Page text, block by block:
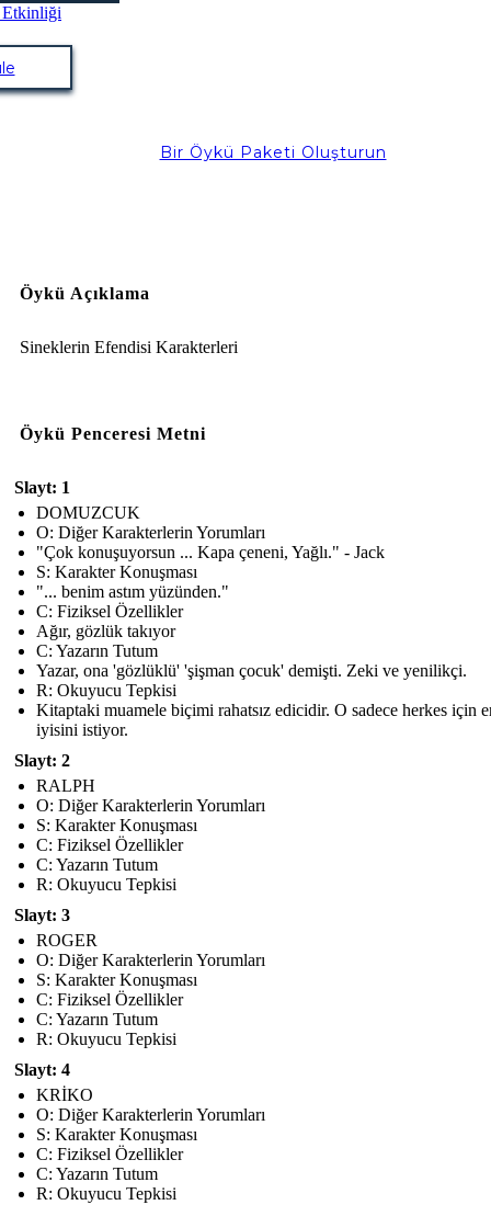
Bir Öykü Paketi Oluşturun
Öykü Açıklama
Sineklerin Efendisi Karakterleri
Öykü Penceresi Metni
Slayt: 1
DOMUZCUK
O: Diğer Karakterlerin Yorumları
"Çok konuşuyorsun ... Kapa çeneni, Yağlı." - Jack
S: Karakter Konuşması
"... benim astım yüzünden."
C: Fiziksel Özellikler
Ağır, gözlük takıyor
C: Yazarın Tutum
Yazar, ona 'gözlüklü' 'şişman çocuk' demişti. Zeki ve yenilikçi.
R: Okuyucu Tepkisi
Kitaptaki muamele biçimi rahatsız edicidir. O sadece herkes için
iyisini istiyor.
Slayt: 2
RALPH
O: Diğer Karakterlerin Yorumları
S: Karakter Konuşması
C: Fiziksel Özellikler
C: Yazarın Tutum
R: Okuyucu Tepkisi
Slayt: 3
ROGER
O: Diğer Karakterlerin Yorumları
S: Karakter Konuşması
C: Fiziksel Özellikler
C: Yazarın Tutum
R: Okuyucu Tepkisi
Slayt: 4
KRİKO
O: Diğer Karakterlerin Yorumları
S: Karakter Konuşması
C: Fiziksel Özellikler
C: Yazarın Tutum
R: Okuyucu Tepkisi